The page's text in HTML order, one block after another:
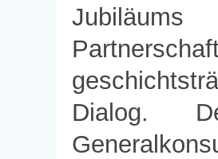
Dialog.